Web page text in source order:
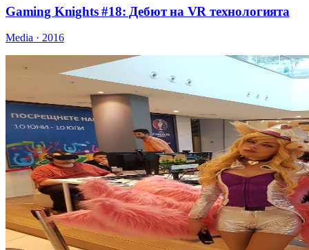
Gaming Knights #18: Дебют на VR технологията
Media · 2016